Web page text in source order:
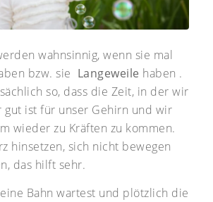
wahnsinnig, wenn sie mal
bzw. sie Langeweile haben .
so, dass die Zeit, in der wir
gut ist für unser Gehirn und wir
wieder zu Kräften zu kommen.
hinsetzen, sich nicht bewegen
das hilft sehr.
Bahn wartest und plötzlich die